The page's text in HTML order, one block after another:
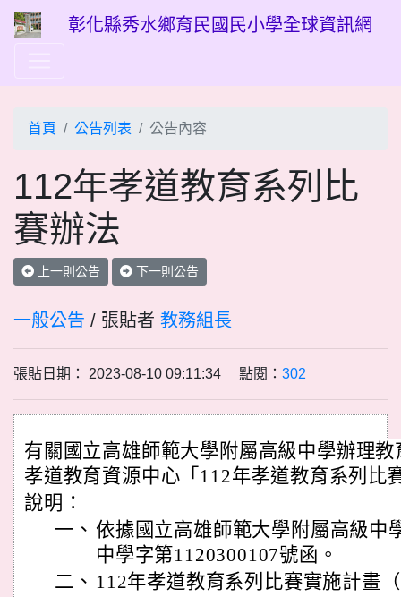
彰化縣秀水鄉育民國民小學全球資訊網
首頁 公告列表 公告內容
112年孝道教育系列比
賽辦法
上一則公告 下一則公告
一般公告 / 張貼者 教務組長
張貼日期： 2023-08-10 09:11:34 點閱： 302
有關國立高雄師範大學附屬高級中學辦理
孝道教育資源中心「112年孝道教育系列比
說明：
一、 依據國立高雄師範大學附屬高級中
中學字第1120300107號函。
二、 112年孝道教育系列比賽實施計畫